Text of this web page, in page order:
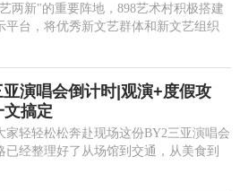
两新"的重要阵地，898艺术村积极搭建
平台，将优秀新文艺群体和新文艺组织
演唱会倒计时|观演+度假攻
文搞定
家轻轻松松奔赴现场这份BY2三亚演唱会
已经整理好了从场馆到交通，从美食到